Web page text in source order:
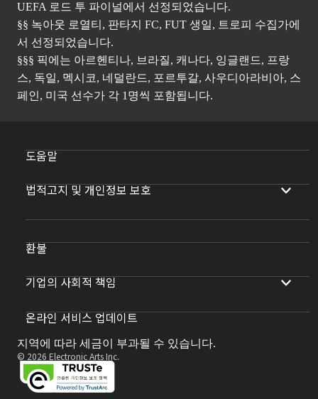
UEFA 로드 투 파이널에서 선정되었습니다.
§§ 녹아웃 로열티, 판타지 FC, FUT 생일, 트로피 수집가에
서 선정되었습니다.
§§§ 픽에는 아르헨티나, 브라질, 캐나다, 잉글랜드, 프랑
스, 독일, 멕시코, 네덜란드, 포르투갈, 사우디아라비아, 스
페인, 미국 선수가 각 1명씩 포함됩니다.
도움말
법적고지 및 개인정보 보호
환불
기업의 사회적 책임
온라인 서비스 업데이트
지역에 따라 세금이 부과될 수 있습니다.
© 2026 Electronic Arts Inc.